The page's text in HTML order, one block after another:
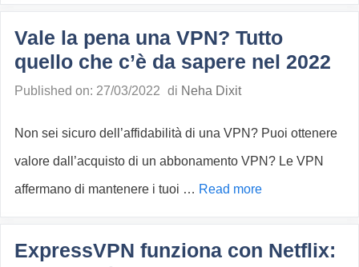
Vale la pena una VPN? Tutto
quello che c’è da sapere nel 2022
Published on: 27/03/2022 di Neha Dixit
Non sei sicuro dell’affidabilità di una VPN? Puoi ottenere
valore dall’acquisto di un abbonamento VPN? Le VPN
affermano di mantenere i tuoi … Read more
ExpressVPN funziona con Netflix: